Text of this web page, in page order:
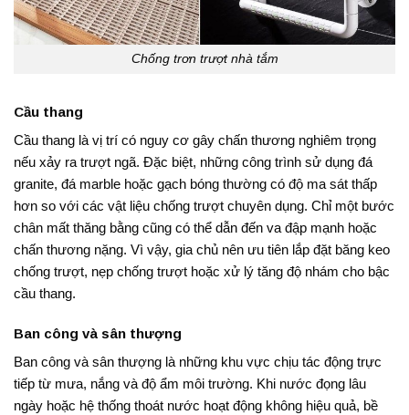
Chống trơn trượt nhà tắm
Cầu thang
Cầu thang là vị trí có nguy cơ gây chấn thương nghiêm trọng
nếu xảy ra trượt ngã. Đặc biệt, những công trình sử dụng đá
granite, đá marble hoặc gạch bóng thường có độ ma sát thấp
hơn so với các vật liệu chống trượt chuyên dụng. Chỉ một bước
chân mất thăng bằng cũng có thể dẫn đến va đập mạnh hoặc
chấn thương nặng. Vì vậy, gia chủ nên ưu tiên lắp đặt băng keo
chống trượt, nẹp chống trượt hoặc xử lý tăng độ nhám cho bậc
cầu thang.
Ban công và sân thượng
Ban công và sân thượng là những khu vực chịu tác động trực
tiếp từ mưa, nắng và độ ẩm môi trường. Khi nước đọng lâu
ngày hoặc hệ thống thoát nước hoạt động không hiệu quả, bề